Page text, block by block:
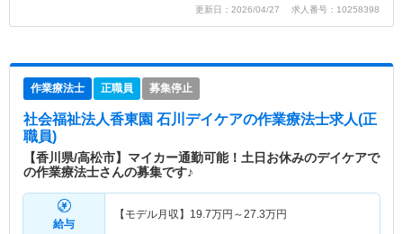
更新日：2026/04/27 求人番号：10258398
作業療法士 正職員 募集停止
社会福祉法人香東園 石川デイケアの作業療法士求人(正
職員)
【香川県/高松市】マイカー通勤可能！土日お休みのデイケアで
の作業療法士さんの募集です♪
給与
【モデル月収】 19.7万円～27.3万円